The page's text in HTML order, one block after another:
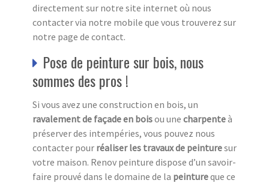
directement sur notre site internet où nous
contacter via notre mobile que vous trouverez sur
notre page de contact.
Pose de peinture sur bois, nous
sommes des pros !
Si vous avez une construction en bois, un
ravalement de façade en boisou une charpenteà
préserver des intempéries, vous pouvez nous
contacter pour réaliser les travaux de peinturesur
votre maison. Renov peinture dispose d’un savoir-
faire prouvé dans le domaine de la peintureque ce